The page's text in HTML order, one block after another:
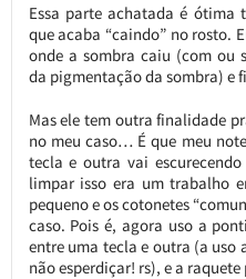
Essa parte achatada é
que acaba “caindo” no rosto.
onde a sombra caiu (com ou
da pigmentação da sombra) e
Mas ele tem outra finalidade
no meu caso… É que meu
tecla e outra vai
limpar isso era um trabalho
pequeno e os cotonetes
caso. Pois é, agora uso a
entre uma tecla e outra (a uso
não esperdiçar! rs), e a